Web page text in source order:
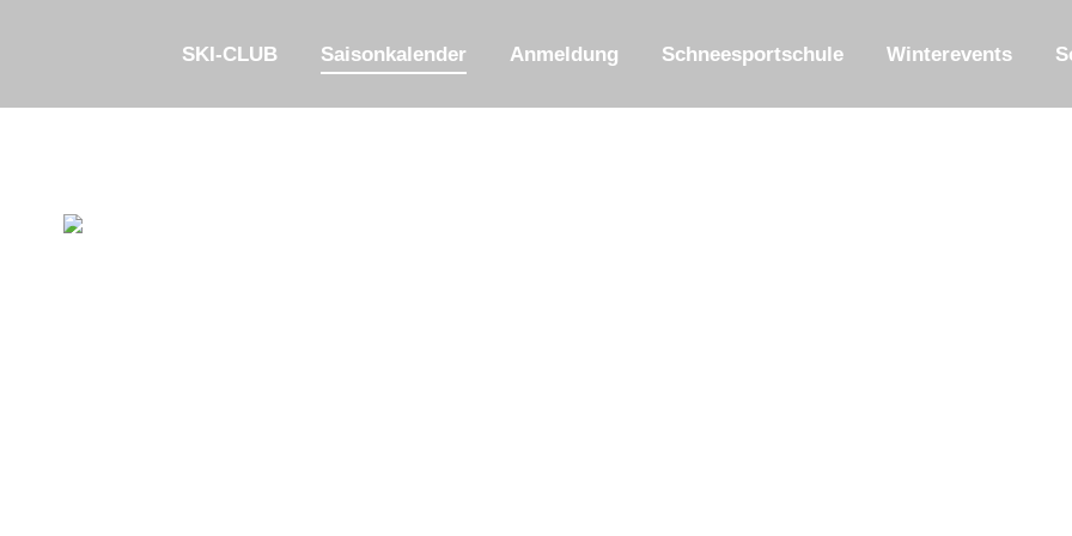
SKI-CLUB Saisonkalender Anmeldung Schneesportschule Winterevents